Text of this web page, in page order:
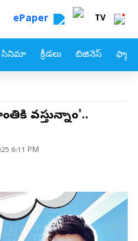
ePaper TV
సినిమా క్రీడలు బిజినెస్
వస్తున్నాం'..
6:11 PM